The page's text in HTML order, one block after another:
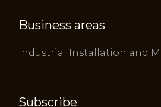
Business areas
Industrial Installation and
Subscribe